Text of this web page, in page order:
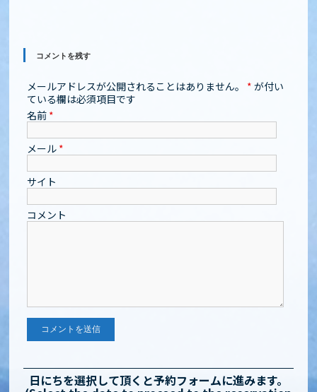
コメントを残す
メールアドレスが公開されることはありません。 * が付い
ている欄は必須項目です
名前 *
メール *
サイト
コメント
日にちを選択して頂くと予約フォームに進みます。